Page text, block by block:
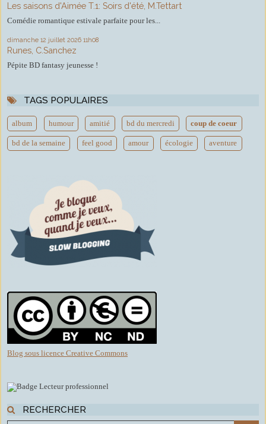
Les saisons d'Aimée T.1: Soirs d'été, M.Tettart
Comédie romantique estivale parfaite pour les...
dimanche 12 juillet 2026 11h08
Runes, C.Sanchez
Pépite BD fantasy jeunesse !
TAGS POPULAIRES
album humour amitié bd du mercredi coup de coeur
bd de la semaine feel good amour écologie aventure
Blog sous licence Creative Commons
RECHERCHER